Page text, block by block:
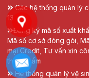
Các hệ thống quản lý
13485
Đăng ký mã số xuất
Mã số cơ sở đóng gói,
mại Credit, Tư vấn xin
thực phẩm
Hệ thống quản lý vệ